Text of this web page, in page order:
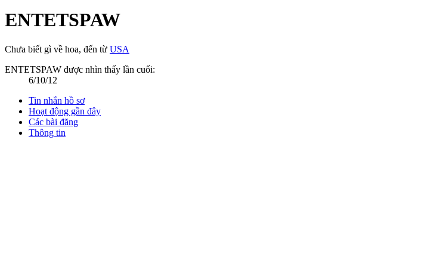
ENTETSPAW
Chưa biết gì về hoa, đến từ USA
ENTETSPAW được nhìn thấy lần cuối:
6/10/12
Tin nhắn hồ sơ
Hoạt động gần đây
Các bài đăng
Thông tin